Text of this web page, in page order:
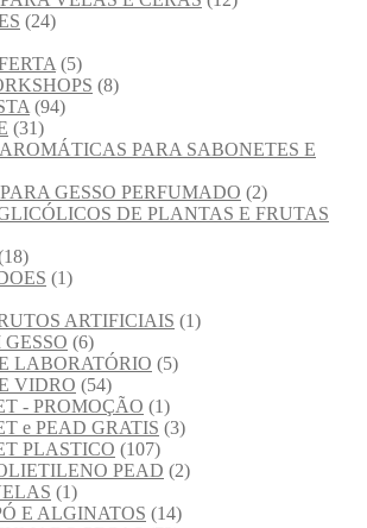
(24)
(5)
(8)
(94)
(31)
PARA SABONETES E
GESSO PERFUMADO (2)
DE PLANTAS E FRUTAS
(1)
ARTIFICIAIS (1)
(6)
LABORATÓRIO (5)
VIDRO (54)
- PROMOÇÃO (1)
e PEAD GRATIS (3)
PLASTICO (107)
PEAD (2)
(1)
E ALGINATOS (14)